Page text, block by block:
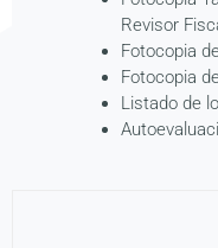
Revisor
Fotocopia
Fotocopia
Listado de